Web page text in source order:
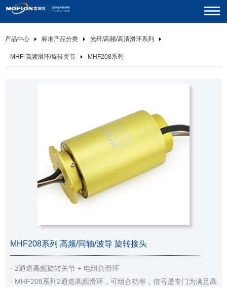
产品中心 标准产品分类 光纤/高频/高清滑环系列
MHF-高频滑环/旋转关节 MHF208系列
MHF208系列 高频/同轴/波导 旋转接头
· 2通道高频旋转关节 + 电组合滑环
· MHF208系列2通道高频滑环，可组合功率，信号是专门为满足高